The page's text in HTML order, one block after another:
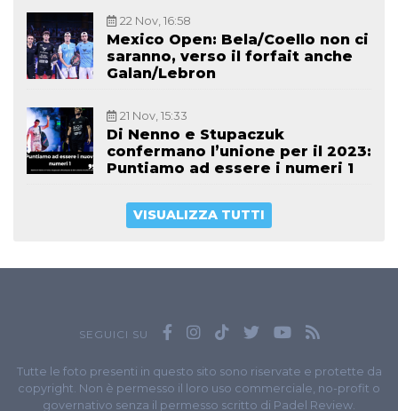
22 Nov, 16:58
Mexico Open: Bela/Coello non ci
saranno, verso il forfait anche
Galan/Lebron
21 Nov, 15:33
Di Nenno e Stupaczuk
confermano l’unione per il 2023:
Puntiamo ad essere i numeri 1
VISUALIZZA TUTTI
SEGUICI SU
Tutte le foto presenti in questo sito sono riservate e protette da
copyright. Non è permesso il loro uso commerciale, no-profit o
governativo senza il permesso scritto di Padel Review.